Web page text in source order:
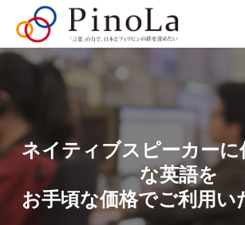
ネイティブスピーカーに
な英語を
お手頃な価格でご利用い